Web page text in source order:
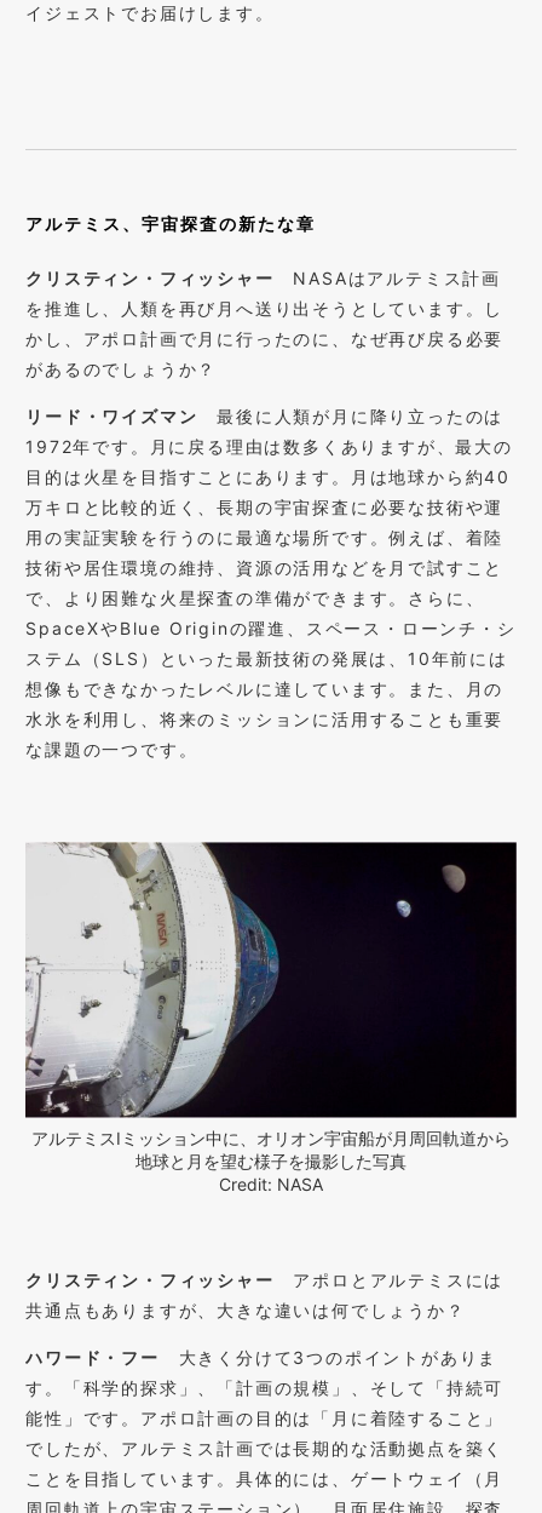
イジェストでお届けします。
アルテミス、宇宙探査の新たな章
クリスティン・フィッシャー NASAはアルテミス計画
を推進し、人類を再び月へ送り出そうとしています。し
かし、アポロ計画で月に行ったのに、なぜ再び戻る必要
があるのでしょうか？
リード・ワイズマン 最後に人類が月に降り立ったのは
1972年です。月に戻る理由は数多くありますが、最大の
目的は火星を目指すことにあります。月は地球から約40
万キロと比較的近く、長期の宇宙探査に必要な技術や運
用の実証実験を行うのに最適な場所です。例えば、着陸
技術や居住環境の維持、資源の活用などを月で試すこと
で、より困難な火星探査の準備ができます。さらに、
SpaceXやBlue Originの躍進、スペース・ローンチ・シ
ステム（SLS）といった最新技術の発展は、10年前には
想像もできなかったレベルに達しています。また、月の
水氷を利用し、将来のミッションに活用することも重要
な課題の一つです。
アルテミスIミッション中に、オリオン宇宙船が月周回軌道から
地球と月を望む様子を撮影した写真
Credit: NASA
クリスティン・フィッシャー アポロとアルテミスには
共通点もありますが、大きな違いは何でしょうか？
ハワード・フー
大きく分けて3つのポイントがありま
す。「科学的探求」、「計画の規模」、そして「持続可
能性」です。アポロ計画の目的は「月に着陸すること」
でしたが、アルテミス計画では長期的な活動拠点を築く
ことを目指しています。具体的には、ゲートウェイ（月